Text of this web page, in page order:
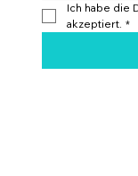
Ich habe die
akzeptiert. *